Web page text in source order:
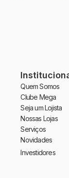
Quem Somos
Clube Mega
Seja um Lojista
Nossas Lojas
Serviços
Novidades
Investidores